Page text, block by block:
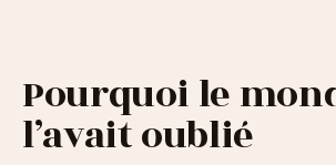
Pourquoi le
l’avait oublié